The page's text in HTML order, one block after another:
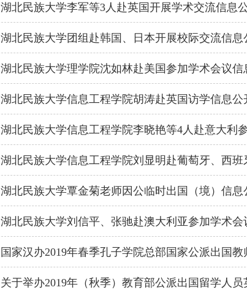
湖北民族大学李军等3人赴英国开展学术交流信息
湖北民族大学团组赴韩国、日本开展校际交流信息
湖北民族大学理学院沈如林赴美国参加学术会议信
湖北民族大学信息工程学院胡涛赴英国访学信息公
湖北民族大学信息工程学院李晓艳等4人赴意大利
湖北民族大学信息工程学院刘显明赴葡萄牙、西
湖北民族大学覃金菊老师因公临时出国（境）信息
湖北民族大学刘信平、张驰赴澳大利亚参加学术会
国家汉办2019年春季孔子学院总部国家公派出国教
关于举办2019年（秋季）教育部公派出国留学人